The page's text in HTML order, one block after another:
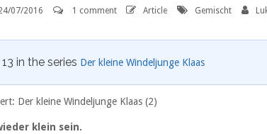
07/2016 1 comment Article Gemischt
in the series Der kleine Windeljunge Klaas
Der kleine Windeljunge Klaas (2)
klein sein.